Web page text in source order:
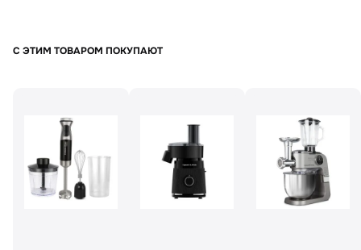
С ЭТИМ ТОВАРОМ ПОКУПАЮТ